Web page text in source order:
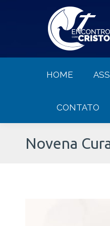
HOME
CONTATO
Novena
HOME